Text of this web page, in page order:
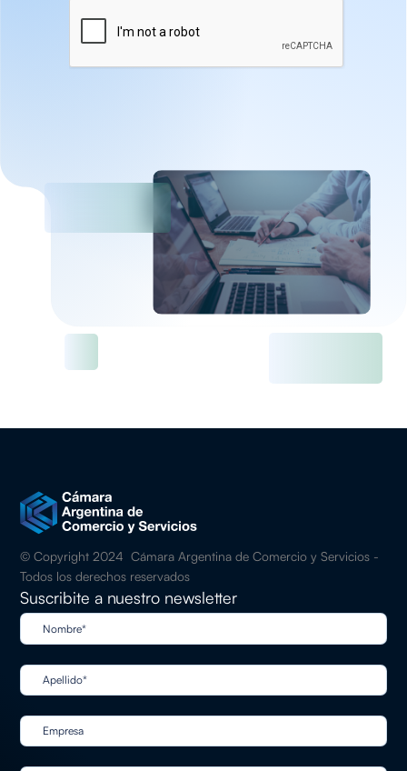
© Copyright 2024 Cámara Argentina de Comercio y Servicios -
Todos los derechos reservados
Suscribite a nuestro newsletter